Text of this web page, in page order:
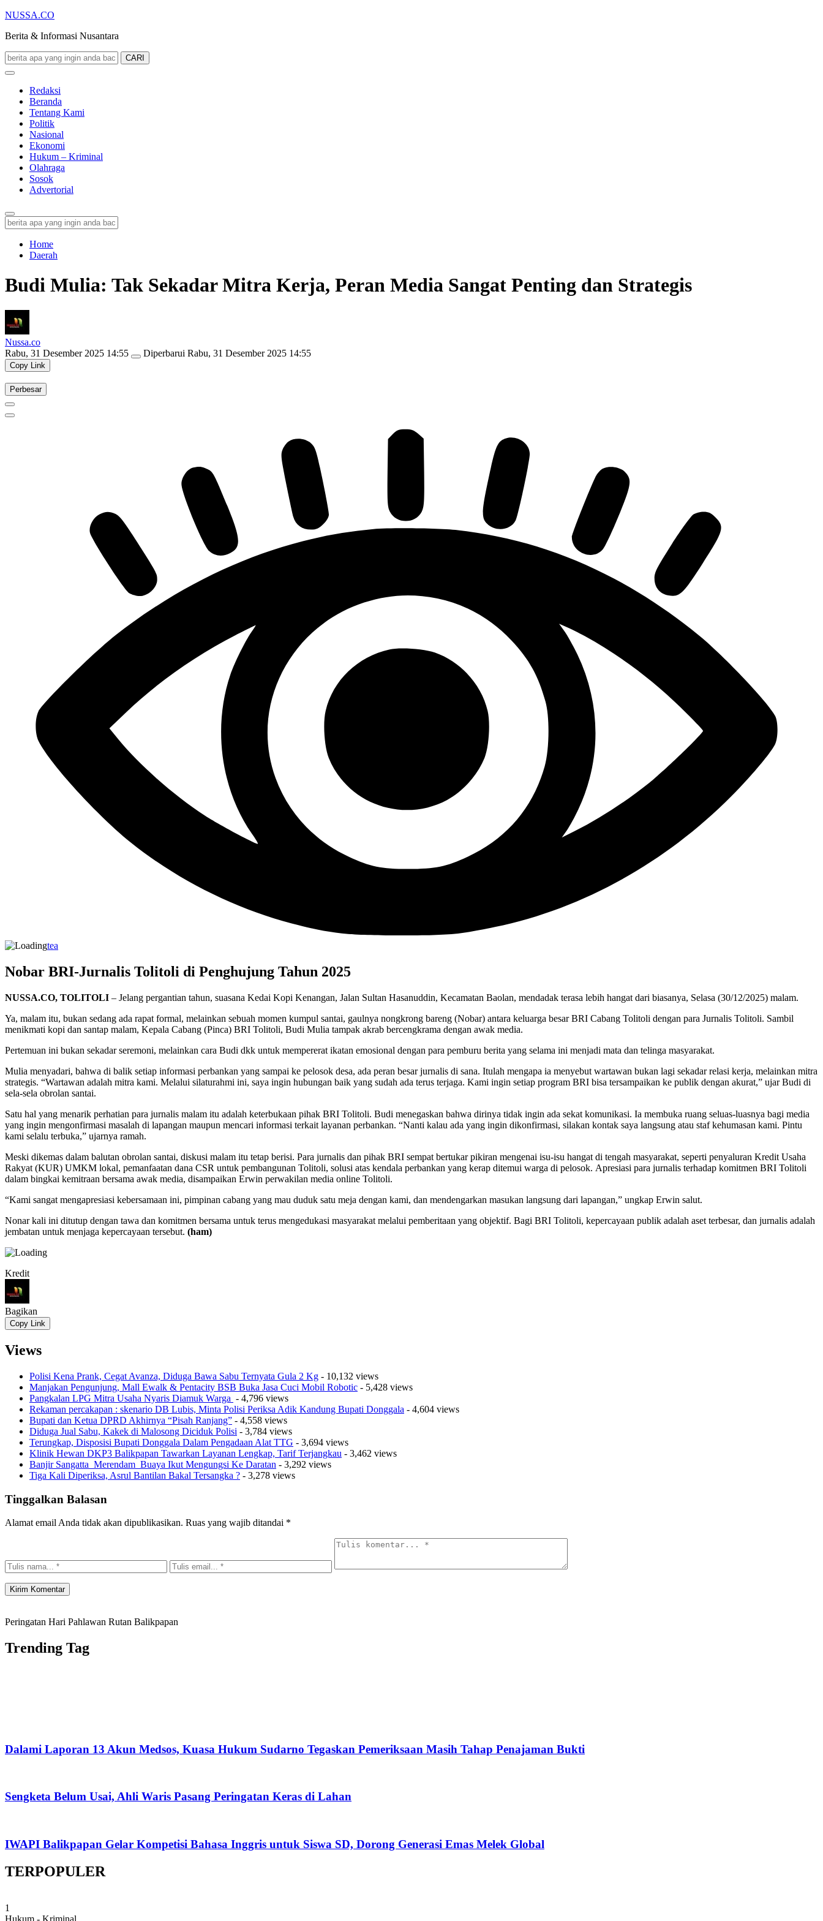
NUSSA.CO
Berita & Informasi Nusantara
CARI
Redaksi
Beranda
Tentang Kami
Politik
Nasional
Ekonomi
Hukum – Kriminal
Olahraga
Sosok
Advertorial
Home
Daerah
Budi Mulia: Tak Sekadar Mitra Kerja, Peran Media Sangat Penting dan Strategis
Nussa.co
Rabu, 31 Desember 2025 14:55
Diperbarui Rabu, 31 Desember 2025 14:55
Copy Link
Perbesar
tea
Nobar BRI-Jurnalis Tolitoli di Penghujung Tahun 2025
NUSSA.CO, TOLITOLI – Jelang pergantian tahun, suasana Kedai Kopi Kenangan, Jalan Sultan Hasanuddin, Kecamatan Baolan, mendadak terasa lebih hangat dari biasanya, Selasa (30/12/2025) malam.
Ya, malam itu, bukan sedang ada rapat formal, melainkan sebuah momen kumpul santai, gaulnya nongkrong bareng (Nobar) antara keluarga besar BRI Cabang Tolitoli dengan para Jurnalis Tolitoli. Sambil
menikmati kopi dan santap malam, Kepala Cabang (Pinca) BRI Tolitoli, Budi Mulia tampak akrab bercengkrama dengan awak media.
Pertemuan ini bukan sekadar seremoni, melainkan cara Budi dkk untuk mempererat ikatan emosional dengan para pemburu berita yang selama ini menjadi mata dan telinga masyarakat.
Mulia menyadari, bahwa di balik setiap informasi perbankan yang sampai ke pelosok desa, ada peran besar jurnalis di sana. Itulah mengapa ia menyebut wartawan bukan lagi sekadar relasi kerja, melainkan mitra
strategis. “Wartawan adalah mitra kami. Melalui silaturahmi ini, saya ingin hubungan baik yang sudah ada terus terjaga. Kami ingin setiap program BRI bisa tersampaikan ke publik dengan akurat,” ujar Budi di
sela-sela obrolan santai.
Satu hal yang menarik perhatian para jurnalis malam itu adalah keterbukaan pihak BRI Tolitoli. Budi menegaskan bahwa dirinya tidak ingin ada sekat komunikasi. Ia membuka ruang seluas-luasnya bagi media
yang ingin mengonfirmasi masalah di lapangan maupun mencari informasi terkait layanan perbankan. “Nanti kalau ada yang ingin dikonfirmasi, silakan kontak saya langsung atau staf kehumasan kami. Pintu
kami selalu terbuka,” ujarnya ramah.
Meski dikemas dalam balutan obrolan santai, diskusi malam itu tetap berisi. Para jurnalis dan pihak BRI sempat bertukar pikiran mengenai isu-isu hangat di tengah masyarakat, seperti penyaluran Kredit Usaha
Rakyat (KUR) UMKM lokal, pemanfaatan dana CSR untuk pembangunan Tolitoli, solusi atas kendala perbankan yang kerap ditemui warga di pelosok. Apresiasi para jurnalis terhadap komitmen BRI Tolitoli
dalam bingkai kemitraan bersama awak media, disampaikan Erwin perwakilan media online Tolitoli.
“Kami sangat mengapresiasi kebersamaan ini, pimpinan cabang yang mau duduk satu meja dengan kami, dan mendengarkan masukan langsung dari lapangan,” ungkap Erwin salut.
Nonar kali ini ditutup dengan tawa dan komitmen bersama untuk terus mengedukasi masyarakat melalui pemberitaan yang objektif. Bagi BRI Tolitoli, kepercayaan publik adalah aset terbesar, dan jurnalis adalah
jembatan untuk menjaga kepercayaan tersebut. (ham)
Kredit
Bagikan
Copy Link
Views
Polisi Kena Prank, Cegat Avanza, Diduga Bawa Sabu Ternyata Gula 2 Kg - 10,132 views
Manjakan Pengunjung, Mall Ewalk & Pentacity BSB Buka Jasa Cuci Mobil Robotic - 5,428 views
Pangkalan LPG Mitra Usaha Nyaris Diamuk Warga - 4,796 views
Rekaman percakapan : skenario DB Lubis, Minta Polisi Periksa Adik Kandung Bupati Donggala - 4,604 views
Bupati dan Ketua DPRD Akhirnya “Pisah Ranjang” - 4,558 views
Diduga Jual Sabu, Kakek di Malosong Diciduk Polisi - 3,784 views
Terungkap, Disposisi Bupati Donggala Dalam Pengadaan Alat TTG - 3,694 views
Klinik Hewan DKP3 Balikpapan Tawarkan Layanan Lengkap, Tarif Terjangkau - 3,462 views
Banjir Sangatta Merendam Buaya Ikut Mengungsi Ke Daratan - 3,292 views
Tiga Kali Diperiksa, Asrul Bantilan Bakal Tersangka ? - 3,278 views
Tinggalkan Balasan
Alamat email Anda tidak akan dipublikasikan. Ruas yang wajib ditandai *
Peringatan Hari Pahlawan Rutan Balikpapan
Trending Tag
Dalami Laporan 13 Akun Medsos, Kuasa Hukum Sudarno Tegaskan Pemeriksaan Masih Tahap Penajaman Bukti
Sengketa Belum Usai, Ahli Waris Pasang Peringatan Keras di Lahan
IWAPI Balikpapan Gelar Kompetisi Bahasa Inggris untuk Siswa SD, Dorong Generasi Emas Melek Global
TERPOPULER
1